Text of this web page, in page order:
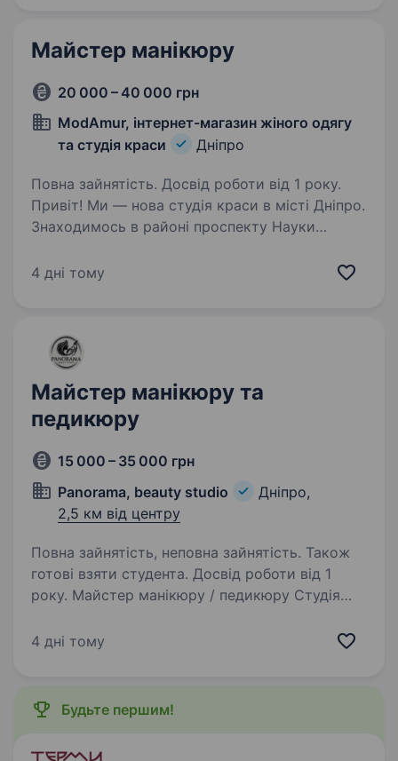
Майстер манікюру
20 000 – 40 000 грн
ModAmur, інтернет-магазин жіного одягу
та студія краси
Дніпро
Повна зайнятість. Досвід роботи від 1 року.
Привіт! Ми — нова студія краси в місті Дніпро.
Знаходимось в районі проспекту Науки
роботи, щоб робити наших дівчат
4 дні тому
Майстер манікюру та
педикюру
15 000 – 35 000 грн
Panorama, beauty studio
Дніпро,
2,5 км від центру
Повна зайнятість, неповна зайнятість. Також
готові взяти студента. Досвід роботи від 1
року. Майстер манікюру / педикюру Студія
майстра, який цінує якість, сервіс і естетику.
та педикюр…
4 дні тому
Будьте першим!